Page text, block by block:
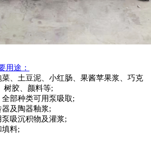
用途：
、土豆泥、小红肠、果酱苹果浆、巧克
树胶、颜料等;
部种类可用泵吸取;
及陶器釉浆;
吸沉积物及灌浆;
料;